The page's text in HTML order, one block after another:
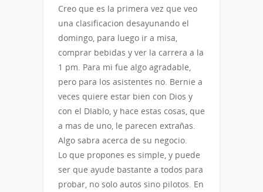
Creo que es la primera vez que veo
una clasificacion desayunando el
domingo, para luego ir a misa,
comprar bebidas y ver la carrera a la
1 pm. Para mi fue algo agradable,
pero para los asistentes no. Bernie a
veces quiere estar bien con Dios y
con el DIablo, y hace estas cosas, que
a mas de uno, le parecen extrañas.
Algo sabra acerca de su negocio.
Lo que propones es simple, y puede
ser que ayude bastante a todos para
probar, no solo autos sino pilotos. En